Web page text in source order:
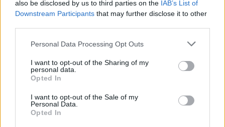
also be disclosed by us to third parties on the IAB’s List of
Downstream Participants that may further disclose it to other
Personal Data Processing Opt Outs
I want to opt-out of the Sharing of my
personal data.
Opted In
I want to opt-out of the Sale of my
Personal Data.
Opted In
Žinios | Lietuvos diena
Savaitės vidurys nusimato karštas: temperatūra kils iki
Žinios | Orai
00:00:59
Nufilmavo, kaip patvino Vilniaus Vakarinis aplinkkelis:
vaizdas pribloškia